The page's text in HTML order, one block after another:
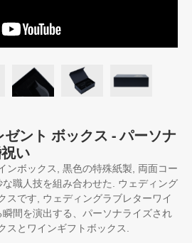
ント ボックス - パーソナ
い
ンボックス, 黒色の特殊紙製, 両面コー
な職人技を組み合わせた. ウェディング
スです, ウェディングラブレターワイ
間を演出する、パーソナライズされ
スとワインギフトボックス.